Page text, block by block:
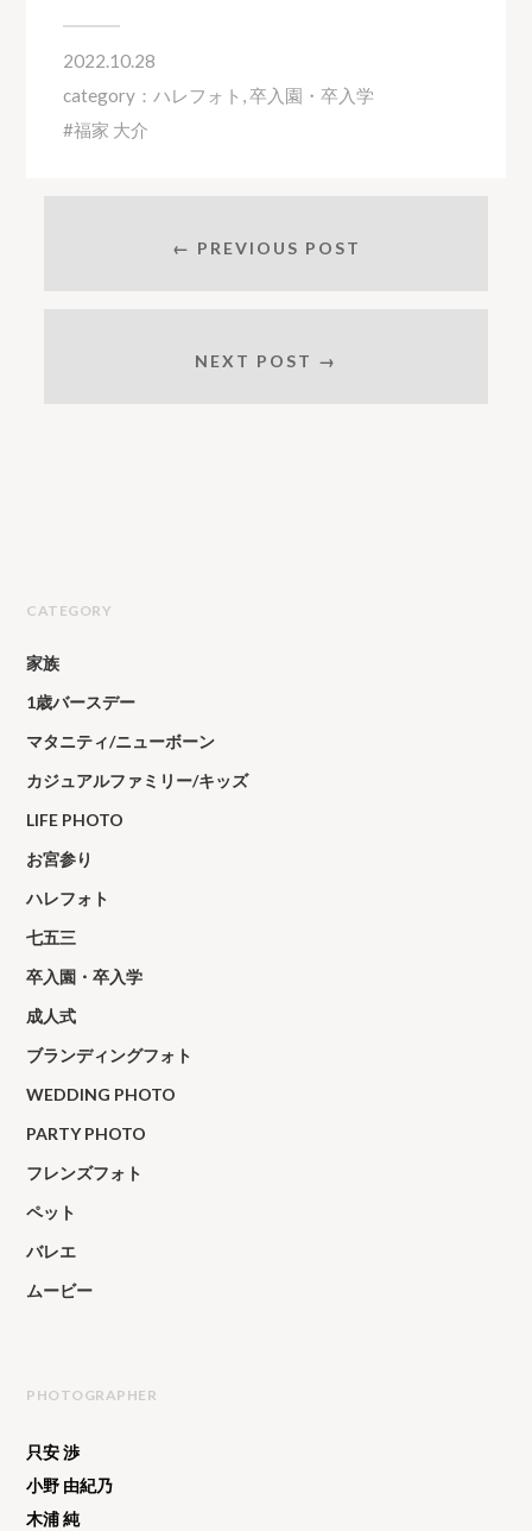
2022.10.28
category： ハレフォト ,卒入園・卒入学
福家 大介
← PREVIOUS POST
NEXT POST →
CATEGORY
家族
1歳バースデー
マタニティ/ニューボーン
カジュアルファミリー/キッズ
LIFE PHOTO
お宮参り
ハレフォト
七五三
卒入園・卒入学
成人式
ブランディングフォト
WEDDING PHOTO
PARTY PHOTO
フレンズフォト
ペット
バレエ
ムービー
PHOTOGRAPHER
只安 渉
小野 由紀乃
木浦 純